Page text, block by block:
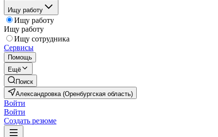
Ищу работу
Ищу работу
Ищу работу
Ищу сотрудника
Сервисы
Помощь
Ещё
Поиск
Александровка (Оренбургская область)
Войти
Войти
Создать резюме